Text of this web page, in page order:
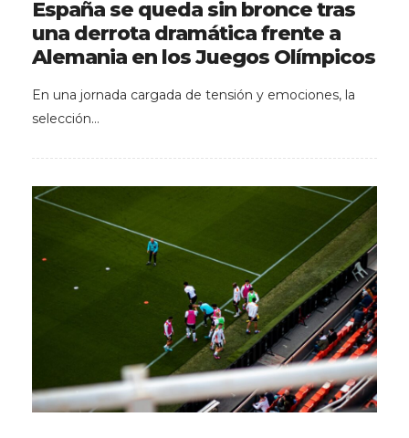
España se queda sin bronce tras
una derrota dramática frente a
Alemania en los Juegos Olímpicos
En una jornada cargada de tensión y emociones, la
selección…